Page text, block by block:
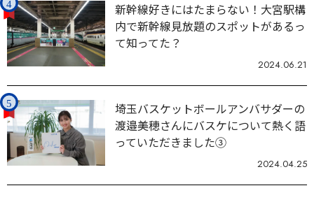
新幹線好きにはたまらない！大宮駅構
内で新幹線見放題のスポットがあるっ
て知ってた？
2024.06.21
埼玉バスケットボールアンバサダーの
渡邉美穂さんにバスケについて熱く語
っていただきました③
2024.04.25